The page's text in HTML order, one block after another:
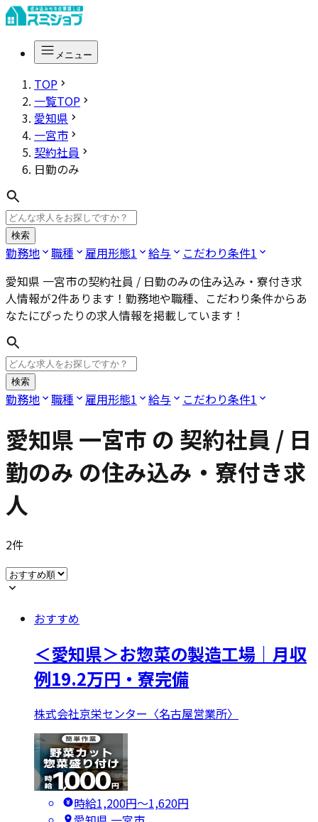
メニュー
TOP
一覧TOP
愛知県
一宮市
契約社員
日勤のみ
検索
勤務地 職種 雇用形態1 給与 こだわり条件1
愛知県 一宮市の契約社員 / 日勤のみの住み込み・寮付き求
人情報が2件あります！勤務地や職種、こだわり条件からあ
なたにぴったりの求人情報を掲載しています！
検索
勤務地 職種 雇用形態1 給与 こだわり条件1
愛知県 一宮市 の 契約社員 / 日
勤のみ の住み込み・寮付き求
人
2件
おすすめ
＜愛知県＞お惣菜の製造工場｜月収
例19.2万円・寮完備
株式会社京栄センター〈名古屋営業所〉
時給1,200円〜1,620円